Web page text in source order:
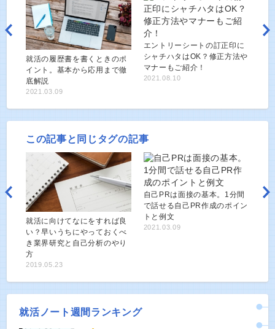
就活の履歴書を書くときのポ
イント。基本から応用まで徹
底解説
2021.03.09
エントリーシートの訂正印に
シャチハタはOK？修正方法や
マナーもご紹介！
2021.08.10
この記事と同じタグの記事
就活に向けてなにをすれば良
い？早いうちにやっておくべ
き業界研究と自己分析のやり
方
2019.05.23
自己PRは面接の基本。1分間
で話せる自己PR作成のポイン
トと例文
2021.03.09
就活ノート週間ランキング